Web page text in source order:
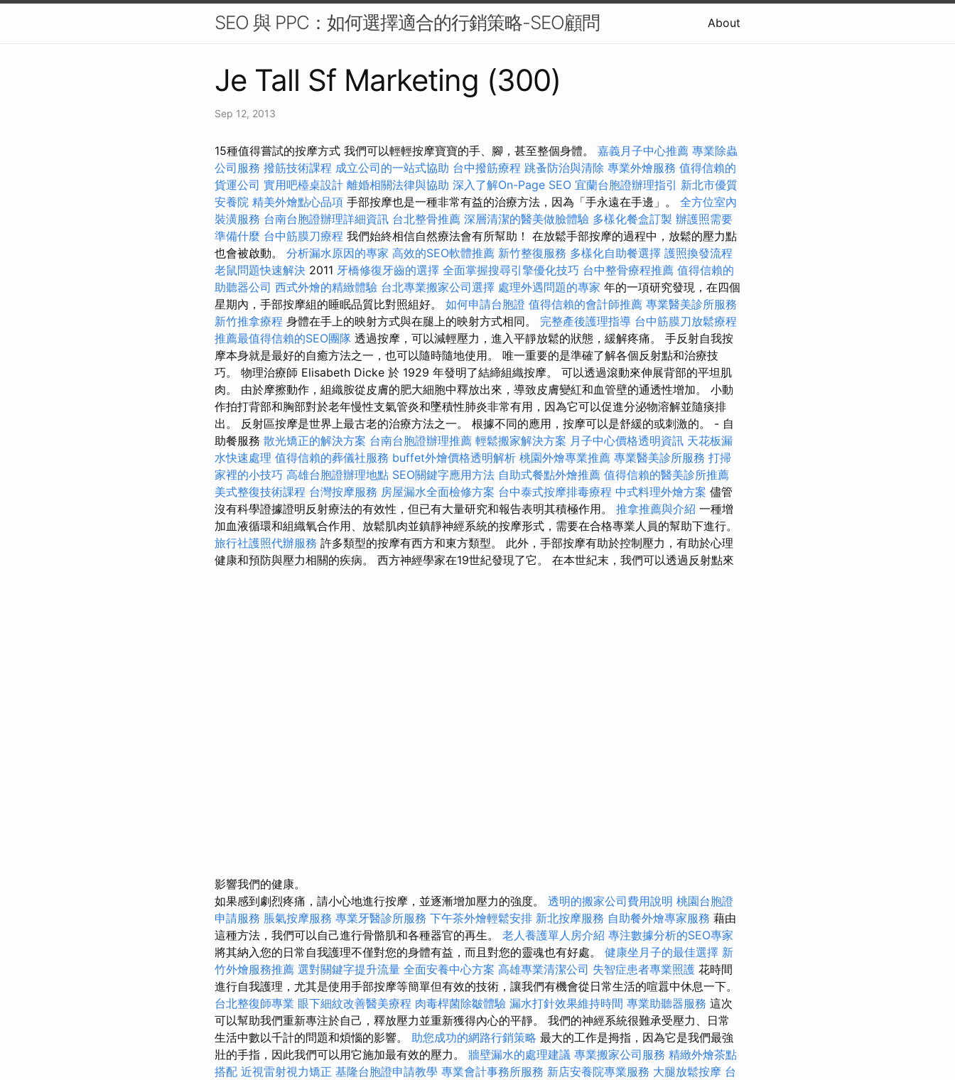
SEO 與 PPC：如何選擇適合的行銷策略-SEO顧問 About
Je Tall Sf Marketing (300)
Sep 12, 2013
15種值得嘗試的按摩方式 我們可以輕輕按摩寶寶的手、腳，甚至整個身體。 嘉義月子中心推薦 專業除蟲
公司服務 撥筋技術課程 成立公司的一站式協助 台中撥筋療程 跳蚤防治與清除 專業外燴服務 值得信賴的
貨運公司 實用吧檯桌設計 離婚相關法律與協助 深入了解On-Page SEO 宜蘭台胞證辦理指引 新北市優質
安養院 精美外燴點心品項 手部按摩也是一種非常有益的治療方法，因為「手永遠在手邊」。 全方位室內
裝潢服務 台南台胞證辦理詳細資訊 台北整骨推薦 深層清潔的醫美做臉體驗 多樣化餐盒訂製 辦護照需要
準備什麼 台中筋膜刀療程 我們始終相信自然療法會有所幫助！ 在放鬆手部按摩的過程中，放鬆的壓力點
也會被啟動。 分析漏水原因的專家 高效的SEO軟體推薦 新竹整復服務 多樣化自助餐選擇 護照換發流程
老鼠問題快速解決 2011 牙橋修復牙齒的選擇 全面掌握搜尋引擎優化技巧 台中整骨療程推薦 值得信賴的
助聽器公司 西式外燴的精緻體驗 台北專業搬家公司選擇 處理外遇問題的專家 年的一項研究發現，在四個
星期內，手部按摩組的睡眠品質比對照組好。 如何申請台胞證 值得信賴的會計師推薦 專業醫美診所服務
新竹推拿療程 身體在手上的映射方式與在腿上的映射方式相同。 完整產後護理指導 台中筋膜刀放鬆療程
推薦最值得信賴的SEO團隊 透過按摩，可以減輕壓力，進入平靜放鬆的狀態，緩解疼痛。 手反射自我按
摩本身就是最好的自癒方法之一，也可以隨時隨地使用。 唯一重要的是準確了解各個反射點和治療技
巧。 物理治療師 Elisabeth Dicke 於 1929 年發明了結締組織按摩。 可以透過滾動來伸展背部的平坦肌
肉。 由於摩擦動作，組織胺從皮膚的肥大細胞中釋放出來，導致皮膚變紅和血管壁的通透性增加。 小動
作拍打背部和胸部對於老年慢性支氣管炎和墜積性肺炎非常有用，因為它可以促進分泌物溶解並隨痰排
出。 反射區按摩是世界上最古老的治療方法之一。 根據不同的應用，按摩可以是舒緩的或刺激的。 - 自
助餐服務 散光矯正的解決方案 台南台胞證辦理推薦 輕鬆搬家解決方案 月子中心價格透明資訊 天花板漏
水快速處理 值得信賴的葬儀社服務 buffet外燴價格透明解析 桃園外燴專業推薦 專業醫美診所服務 打掃
家裡的小技巧 高雄台胞證辦理地點 SEO關鍵字應用方法 自助式餐點外燴推薦 值得信賴的醫美診所推薦
美式整復技術課程 台灣按摩服務 房屋漏水全面檢修方案 台中泰式按摩排毒療程 中式料理外燴方案 儘管
沒有科學證據證明反射療法的有效性，但已有大量研究和報告表明其積極作用。 推拿推薦與介紹 一種增
加血液循環和組織氧合作用、放鬆肌肉並鎮靜神經系統的按摩形式，需要在合格專業人員的幫助下進行。
旅行社護照代辦服務 許多類型的按摩有西方和東方類型。 此外，手部按摩有助於控制壓力，有助於心理
健康和預防與壓力相關的疾病。 西方神經學家在19世紀發現了它。 在本世紀末，我們可以透過反射點來
影響我們的健康。
如果感到劇烈疼痛，請小心地進行按摩，並逐漸增加壓力的強度。 透明的搬家公司費用說明 桃園台胞證
申請服務 脹氣按摩服務 專業牙醫診所服務 下午茶外燴輕鬆安排 新北按摩服務 自助餐外燴專家服務 藉由
這種方法，我們可以自己進行骨骼肌和各種器官的再生。 老人養護單人房介紹 專注數據分析的SEO專家
將其納入您的日常自我護理不僅對您的身體有益，而且對您的靈魂也有好處。 健康坐月子的最佳選擇 新
竹外燴服務推薦 選對關鍵字提升流量 全面安養中心方案 高雄專業清潔公司 失智症患者專業照護 花時間
進行自我護理，尤其是使用手部按摩等簡單但有效的技術，讓我們有機會從日常生活的喧囂中休息一下。
台北整復師專業 眼下細紋改善醫美療程 肉毒桿菌除皺體驗 漏水打針效果維持時間 專業助聽器服務 這次
可以幫助我們重新專注於自己，釋放壓力並重新獲得內心的平靜。 我們的神經系統很難承受壓力、日常
生活中數以千計的問題和煩惱的影響。 助您成功的網路行銷策略 最大的工作是拇指，因為它是我們最強
壯的手指，因此我們可以用它施加最有效的壓力。 牆壁漏水的處理建議 專業搬家公司服務 精緻外燴茶點
搭配 近視雷射視力矯正 基隆台胞證申請教學 專業會計事務所服務 新店安養院專業服務 大腿放鬆按摩 台